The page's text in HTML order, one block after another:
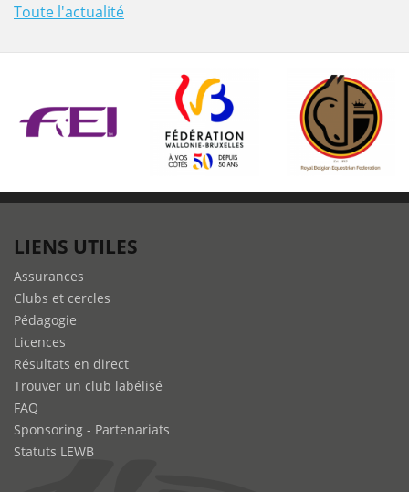
Toute l'actualité
LIENS UTILES
Assurances
Clubs et cercles
Pédagogie
Licences
Résultats en direct
Trouver un club labélisé
FAQ
Sponsoring - Partenariats
Statuts LEWB